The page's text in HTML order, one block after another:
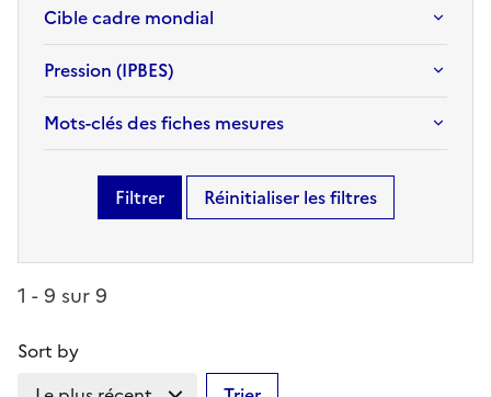
Cible cadre mondial
Pression (IPBES)
Mots-clés des fiches mesures
Filtrer Réinitialiser les filtres
1 - 9 sur 9
Sort by